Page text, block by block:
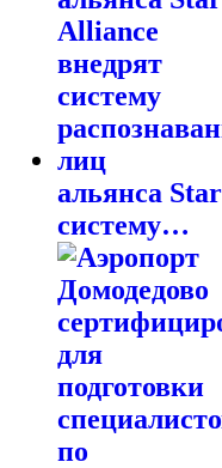
альянса
систему…